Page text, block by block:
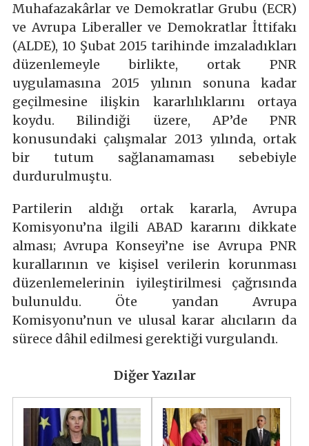
Muhafazakârlar ve Demokratlar Grubu (ECR)
ve Avrupa Liberaller ve Demokratlar İttifakı
(ALDE), 10 Şubat 2015 tarihinde imzaladıkları
düzenlemeyle birlikte, ortak PNR
uygulamasına 2015 yılının sonuna kadar
geçilmesine ilişkin kararlılıklarını ortaya
koydu. Bilindiği üzere, AP’de PNR
konusundaki çalışmalar 2013 yılında, ortak
bir tutum sağlanamaması sebebiyle
durdurulmuştu.
Partilerin aldığı ortak kararla, Avrupa
Komisyonu’na ilgili ABAD kararını dikkate
alması; Avrupa Konseyi’ne ise Avrupa PNR
kurallarının ve kişisel verilerin korunması
düzenlemelerinin iyileştirilmesi çağrısında
bulunuldu. Öte yandan Avrupa
Komisyonu’nun ve ulusal karar alıcıların da
sürece dâhil edilmesi gerektiği vurgulandı.
Diğer Yazılar